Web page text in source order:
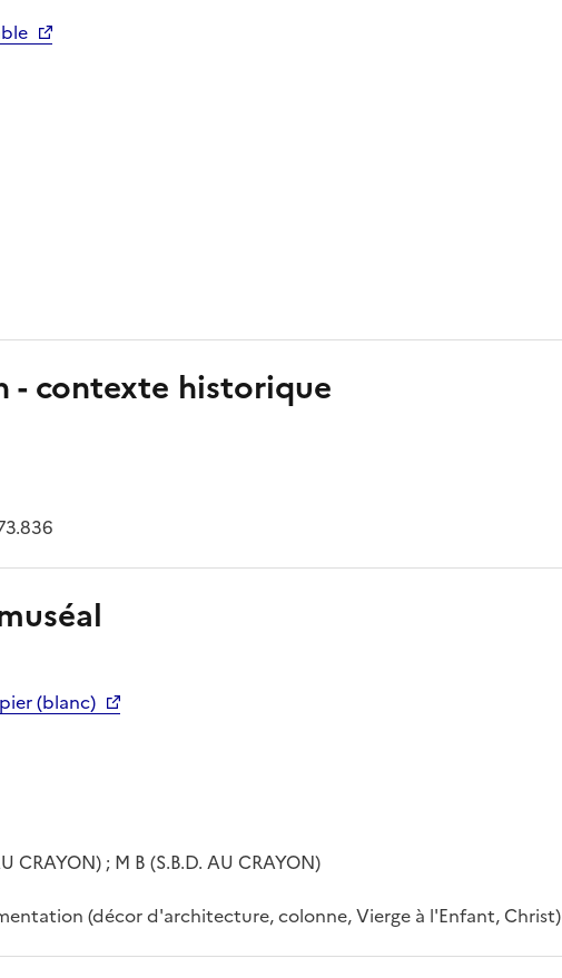
- contexte historique
(blanc)
CRAYON) ; M B (S.B.D. AU CRAYON)
(décor d'architecture, colonne, Vierge à l'Enfant, Christ)